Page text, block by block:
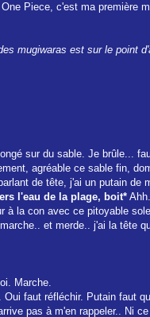
Piece, c'est ma première
mugiwaras est sur le point
sur du sable. Je brûle...
agréable ce sable fin,
de tête, j'ai un putain
l'eau de la plage, boit*
à la con avec ce pitoyable
et merde.. j'ai la tête
Marche.
faut réfléchir. Putain faut
pas à m'en rappeler.. Ni